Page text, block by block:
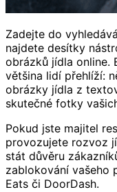
Zadejte do
najdete desítky
obrázků jídla online.
většina lidí přehlíží:
obrázky jídla z
skutečné fotky
Pokud jste majitel
provozujete rozvoz
stát důvěru
zablokování vašeho
Eats či DoorDash.